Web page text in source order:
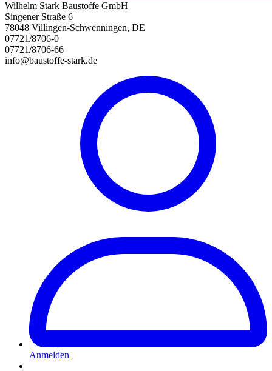
Wilhelm Stark Baustoffe GmbH
Singener Straße 6
78048 Villingen-Schwenningen, DE
07721/8706-0
07721/8706-66
info@baustoffe-stark.de
Anmelden